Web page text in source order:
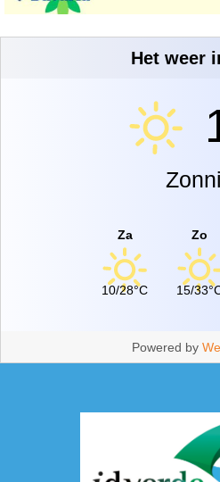
Het weer
Za
10/28°C
Zo
15/
Powered by